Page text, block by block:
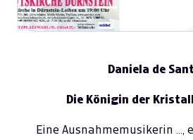
Daniela de
Die Königin der K
Eine Ausnahmemusikerin …,